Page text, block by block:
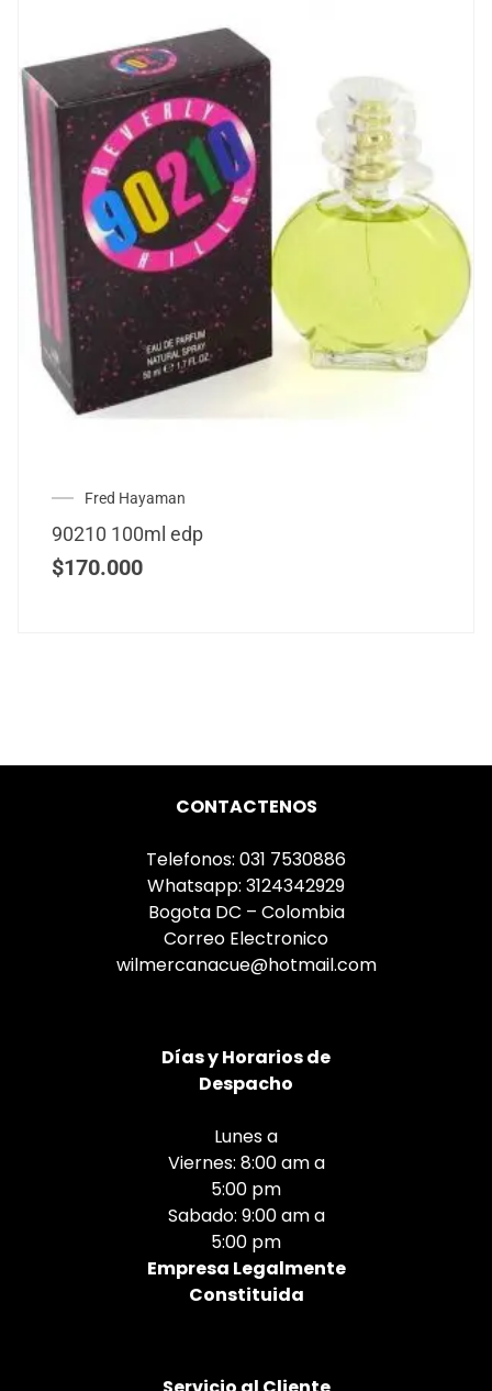
Fred Hayaman
90210 100ml edp
$170.000
CONTACTENOS
Telefonos: 031 7530886
Whatsapp: 3124342929
Bogota DC – Colombia
Correo Electronico
wilmercanacue@hotmail.com
Díasy Horarios de
Despacho
Lunes a
Viernes: 8:00 am a
5:00 pm
Sabado: 9:00 am a
5:00 pm
Empresa Legalmente
Constituida